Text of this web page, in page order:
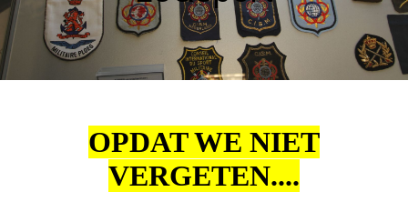
OPDAT WE NIET
VERGETEN....